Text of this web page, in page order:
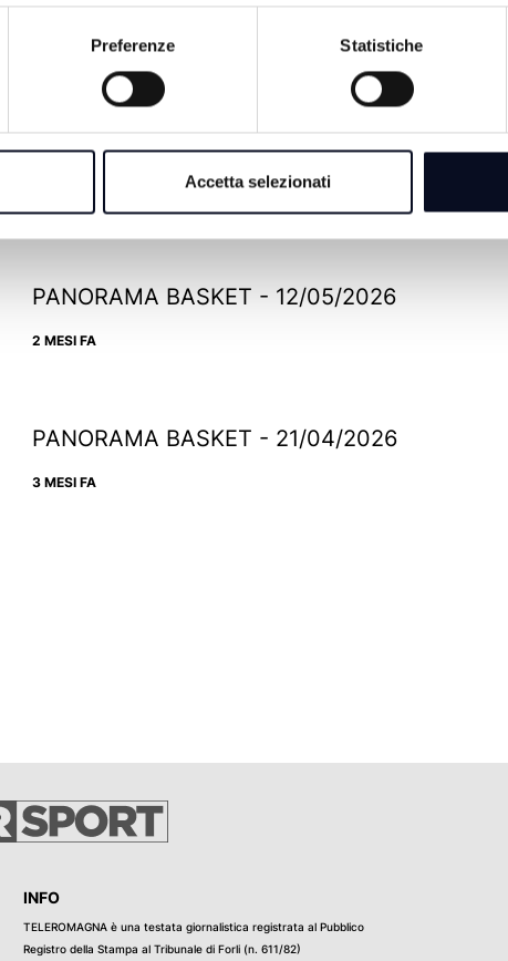
Preferenze Statistiche
Accetta selezionati
PANORAMA BASKET - 02/06/2026
PANORAMA BASKET - 12/05/2026
2 MESI FA
PANORAMA BASKET - 21/04/2026
3 MESI FA
INFO
TELEROMAGNA è una testata giornalistica registrata al Pubblico
Registro della Stampa al Tribunale di Forli (n. 611/82)